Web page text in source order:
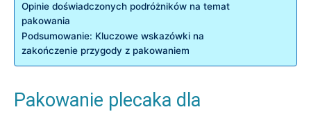
Opinie doświadczonych podróżników na temat
pakowania
Podsumowanie: Kluczowe wskazówki na
zakończenie przygody⁤ z pakowaniem
Pakowanie plecaka dla